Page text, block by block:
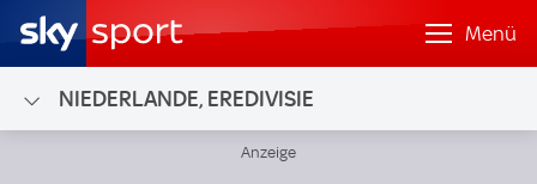
Menü
NIEDERLANDE, EREDIVISIE